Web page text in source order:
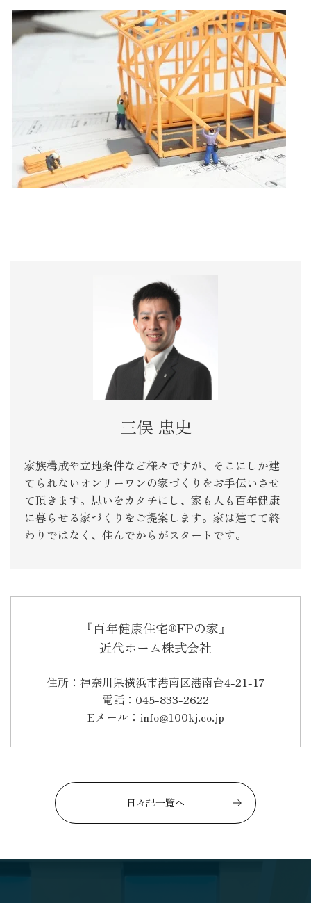
三俣 忠史
家族構成や立地条件など様々ですが、そこにしか建
てられないオンリーワンの家づくりをお手伝いさせ
て頂きます。思いをカタチにし、家も人も百年健康
に暮らせる家づくりをご提案します。家は建てて終
わりではなく、住んでからがスタートです。
『百年健康住宅®FPの家』
近代ホーム株式会社
住所：神奈川県横浜市港南区港南台4-21-17
電話：045-833-2622
Eメール：info@100kj.co.jp
日々記一覧へ